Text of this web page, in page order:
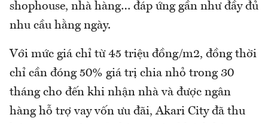
shophouse, nhà hàng… đáp ứng gần như đầy đủ
nhu cầu hằng ngày.
Với mức giá chỉ từ 45 triệu đồng/m2, đồng thời
chỉ cần đóng 50% giá trị chia nhỏ trong 30
tháng cho đến khi nhận nhà và được ngân
hàng hỗ trợ vay vốn ưu đãi, Akari City đã thu